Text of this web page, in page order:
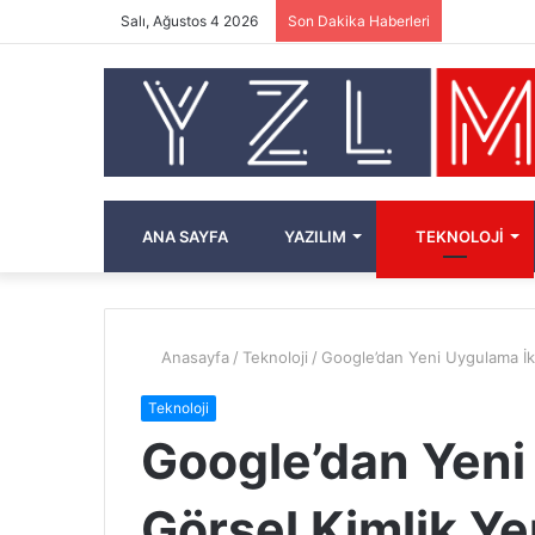
Salı, Ağustos 4 2026 Son Dakika Haberleri
ANA SAYFA YAZILIM TEKNOLOJI
Anasayfa / Teknoloji / Google’dan Yeni Uygulama
Teknoloji
Google’dan